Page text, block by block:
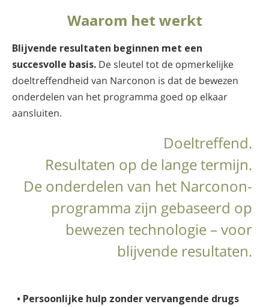
Waarom het werkt
Blijvende resultaten beginnen met een
succesvolle basis. De sleutel tot de opmerkelijke
doeltreffendheid van Narconon is dat de bewezen
onderdelen van het programma goed op elkaar
aansluiten.
Doeltreffend.
Resultaten op de lange termijn.
De onderdelen van het Narconon-
programma zijn gebaseerd op
bewezen technologie – voor
blijvende resultaten.
• Persoonlijke hulp zonder vervangende drugs